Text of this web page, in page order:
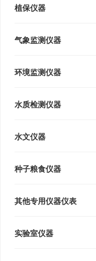
植保仪器
气象监测仪器
环境监测仪器
水质检测仪器
水文仪器
种子粮食仪器
其他专用仪器仪表
实验室仪器